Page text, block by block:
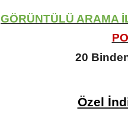
GÖRÜNTÜLÜ ARAMA
20
Özel